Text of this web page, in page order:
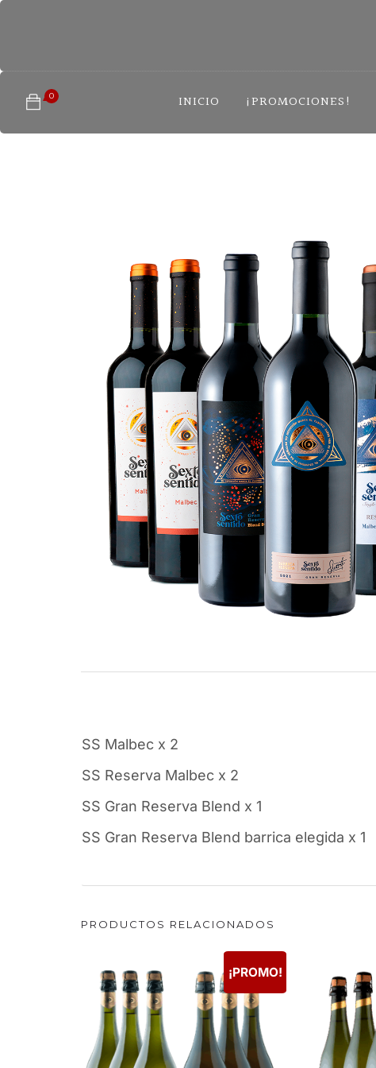
0 INICIO ¡PROMOCIONES!
SS Malbec x 2
SS Reserva Malbec x 2
SS Gran Reserva Blend x 1
SS Gran Reserva Blend barrica elegida x 1
PRODUCTOS RELACIONADOS
¡PROMO!